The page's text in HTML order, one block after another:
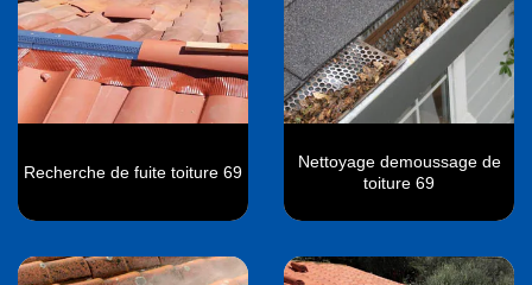
Recherche de fuite toiture 69
Nettoyage demoussage de
toiture 69